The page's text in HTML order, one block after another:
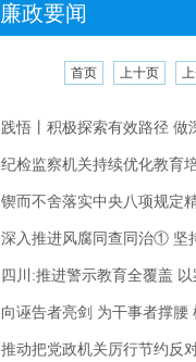
廉政要闻
首页 上十页
践悟丨积极探索有效路径 做
纪检监察机关持续优化教育
锲而不舍落实中央八项规定
深入推进风腐同查同治① 坚
四川:推进警示教育全覆盖
向诬告者亮剑 为干事者撑腰
推动把党政机关厉行节约反